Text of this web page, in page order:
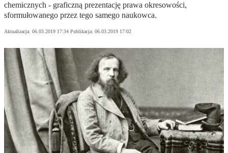
chemicznych - graficzną prezentację prawa okresowości,
sformułowanego przez tego samego naukowca.
Aktualizacja: 06.03.2019 17:34 Publikacja: 06.03.2019 17:02